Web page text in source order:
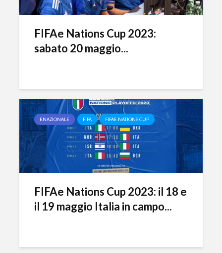
FIFAe Nations Cup 2023:
sabato 20 maggio...
ENAZIONALE FIFA FIFAE NATIONS CUP
FIFAe Nations Cup 2023: il 18 e
il 19 maggio Italia in campo...